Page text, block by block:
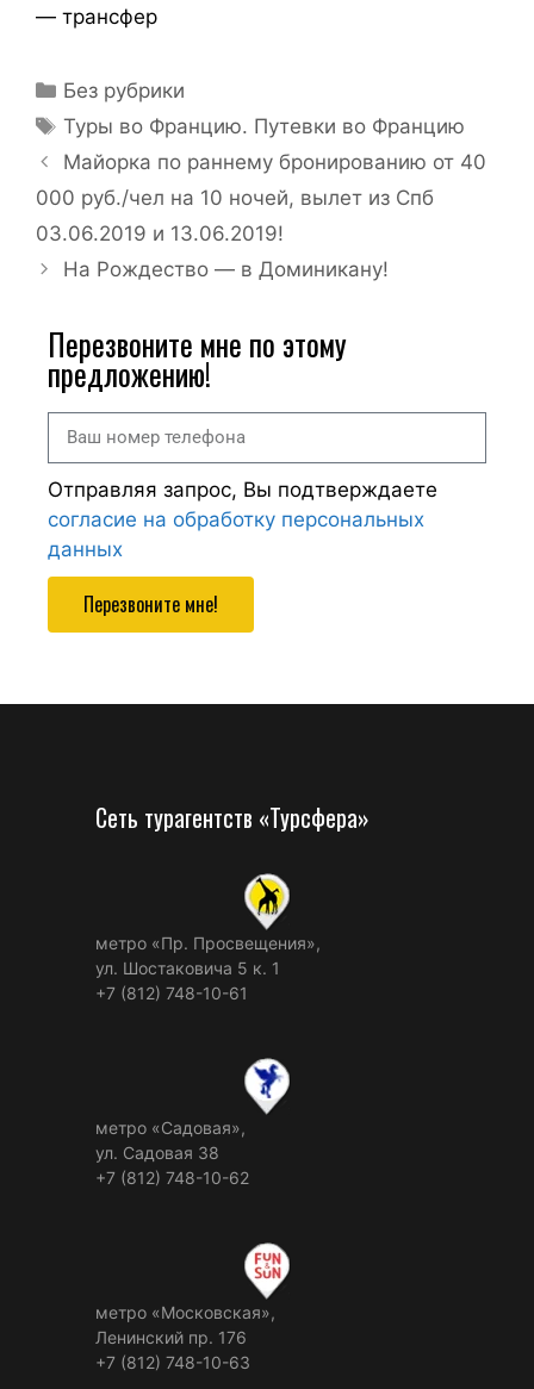
— трансфер
Без рубрики
Туры во Францию. Путевки во Францию
Майорка по раннему бронированию от 40
000 руб./чел на 10 ночей, вылет из Спб
03.06.2019 и 13.06.2019!
На Рождество — в Доминикану!
Перезвоните мне по этому
предложению!
Отправляя запрос, Вы подтверждаете
согласие на обработку персональных
данных
Перезвоните мне!
Сеть турагентств «Турсфера»
метро «Пр. Просвещения»,
ул. Шостаковича 5 к. 1
+7 (812) 748-10-61
метро «Садовая»,
ул. Садовая 38
+7 (812) 748-10-62
метро «Московская»,
Ленинский пр. 176
+7 (812) 748-10-63